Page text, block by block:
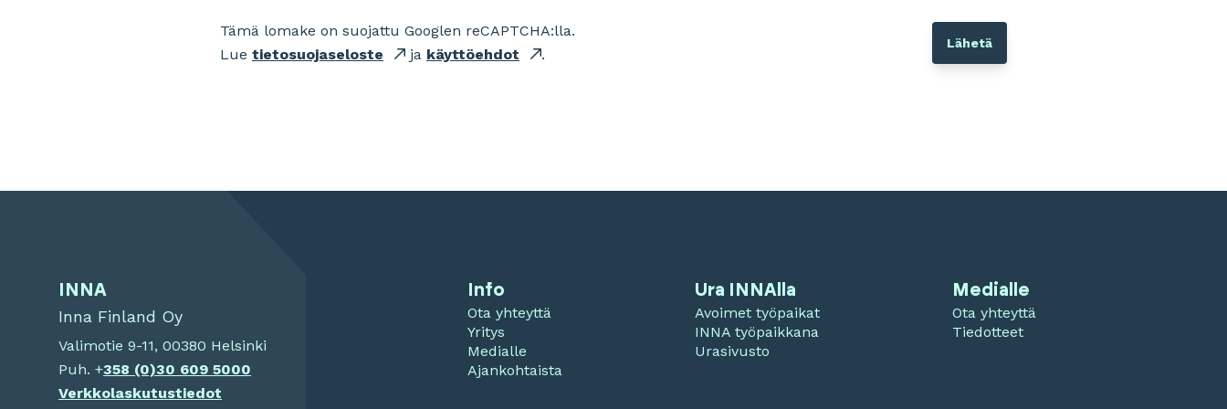
Tämä lomake on suojattu Googlen reCAPTCHA:lla.
Lue tietosuojaseloste ja käyttöehdot .
INNA
Inna Finland Oy
Valimotie 9-11, 00380 Helsinki
Puh. +358 (0)30 609 5000
Verkkolaskutustiedot
Info
Ota yhteyttä
Yritys
Medialle
Ajankohtaista
Ura INNAlla
Avoimet työpaikat
INNA työpaikkana
Urasivusto
Medialle
Ota yhteyttä
Tiedotteet